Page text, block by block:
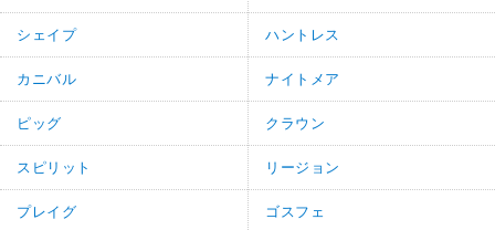
シェイプ ハントレス
カニバル ナイトメア
ピッグ クラウン
スピリット リージョン
プレイグ ゴスフェ